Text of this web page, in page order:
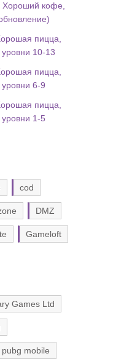
Хороший кофе,
пицца,
10-13
пицца,
6-9
пицца,
1-5
cod
DMZ
Gameloft
Games Ltd
pubg mobile